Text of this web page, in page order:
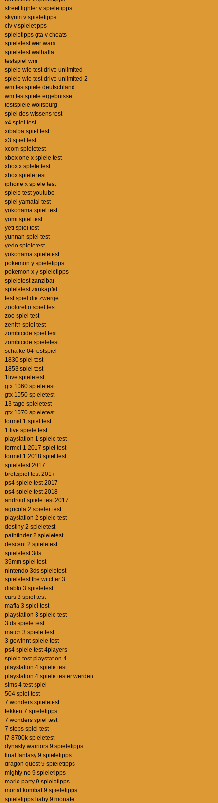
street fighter v spieletipps
skyrim v spieletipps
civ v spieletipps
spieletipps gta v cheats
spieletest wer wars
spieletest walhalla
testspiel wm
spiele wie test drive unlimited
spiele wie test drive unlimited 2
wm testspiele deutschland
wm testspiele ergebnisse
testspiele wolfsburg
spiel des wissens test
x4 spiel test
xibalba spiel test
x3 spiel test
xcom spieletest
xbox one x spiele test
xbox x spiele test
xbox spiele test
iphone x spiele test
spiele test youtube
spiel yamatai test
yokohama spiel test
yomi spiel test
yeti spiel test
yunnan spiel test
yedo spieletest
yokohama spieletest
pokemon y spieletipps
pokemon x y spieletipps
spieletest zanzibar
spieletest zankapfel
test spiel die zwerge
zooloretto spiel test
zoo spiel test
zenith spiel test
zombicide spiel test
zombicide spieletest
schalke 04 testspiel
1830 spiel test
1853 spiel test
1live spieletest
gtx 1060 spieletest
gtx 1050 spieletest
13 tage spieletest
gtx 1070 spieletest
formel 1 spiel test
1 live spiele test
playstation 1 spiele test
formel 1 2017 spiel test
formel 1 2018 spiel test
spieletest 2017
brettspiel test 2017
ps4 spiele test 2017
ps4 spiele test 2018
android spiele test 2017
agricola 2 spieler test
playstation 2 spiele test
destiny 2 spieletest
pathfinder 2 spieletest
descent 2 spieletest
spieletest 3ds
35mm spiel test
nintendo 3ds spieletest
spieletest the witcher 3
diablo 3 spieletest
cars 3 spiel test
mafia 3 spiel test
playstation 3 spiele test
3 ds spiele test
match 3 spiele test
3 gewinnt spiele test
ps4 spiele test 4players
spiele test playstation 4
playstation 4 spiele test
playstation 4 spiele tester werden
sims 4 test spiel
504 spiel test
7 wonders spieletest
tekken 7 spieletipps
7 wonders spiel test
7 steps spiel test
i7 8700k spieletest
dynasty warriors 9 spieletipps
final fantasy 9 spieletipps
dragon quest 9 spieletipps
mighty no 9 spieletipps
mario party 9 spieletipps
mortal kombat 9 spieletipps
spieletipps baby 9 monate